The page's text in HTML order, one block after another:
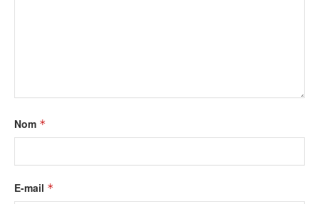
Nom *
E-mail *